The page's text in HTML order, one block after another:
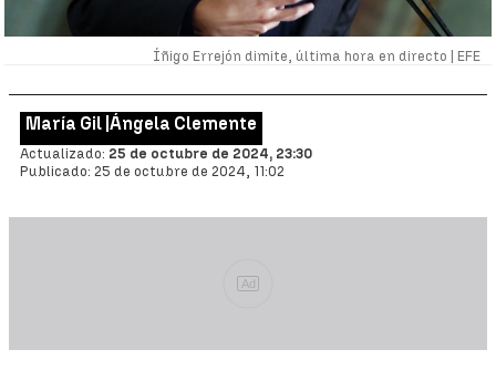
Íñigo Errejón dimite, última hora en directo | EFE
María Gil | Ángela Clemente
Actualizado: 25 de octubre de 2024, 23:30
Publicado: 25 de octubre de 2024, 11:02
Ad